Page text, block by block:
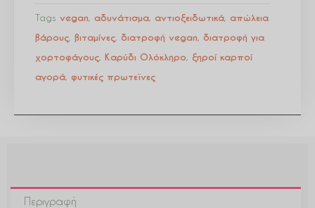
Tags vegan αδυνάτισμα αντιοξειδωτικά απώλεια
βάρους βιταμίνες διατροφή vegan διατροφή για
χορτοφάγους Καρύδι Ολόκληρο ξηροί καρποί
αγορά φυτικές πρωτεϊνες
Περιγραφή